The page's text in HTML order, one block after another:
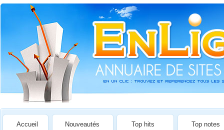
Accueil Nouveautés Top hits Top notes